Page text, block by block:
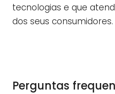
tecnologias e que
dos seus consumidores.
Perguntas